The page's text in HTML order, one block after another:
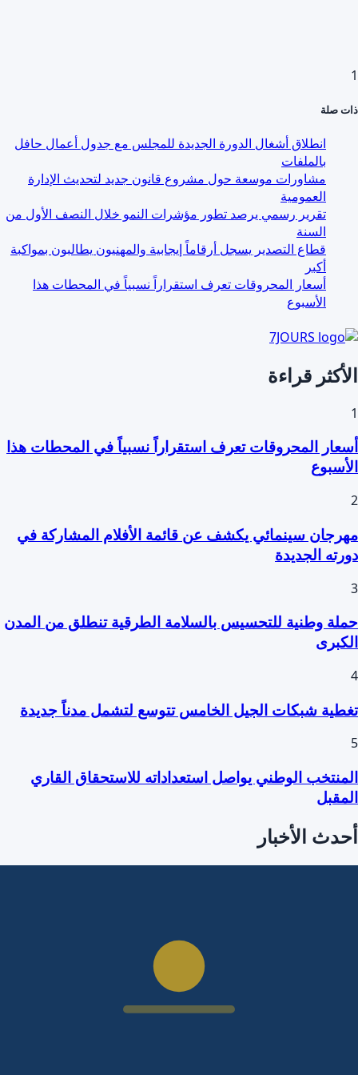
1
ذات صلة
انطلاق أشغال الدورة الجديدة للمجلس مع جدول أعمال حافل
بالملفات
مشاورات موسعة حول مشروع قانون جديد لتحديث الإدارة
العمومية
تقرير رسمي يرصد تطور مؤشرات النمو خلال النصف الأول من
السنة
قطاع التصدير يسجل أرقاماً إيجابية والمهنيون يطالبون بمواكبة
أكبر
أسعار المحروقات تعرف استقراراً نسبياً في المحطات هذا
الأسبوع
الأكثر قراءة
1
أسعار المحروقات تعرف استقراراً نسبياً في المحطات هذا
الأسبوع
2
مهرجان سينمائي يكشف عن قائمة الأفلام المشاركة في
دورته الجديدة
3
حملة وطنية للتحسيس بالسلامة الطرقية تنطلق من المدن
الكبرى
4
تغطية شبكات الجيل الخامس تتوسع لتشمل مدناً جديدة
5
المنتخب الوطني يواصل استعداداته للاستحقاق القاري
المقبل
أحدث الأخبار